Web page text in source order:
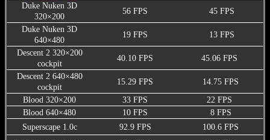
Duke Nuken 3D
320×200
56 FPS
45 FPS
Duke Nuken 3D
640×480
19 FPS
13 FPS
Descent 2 320×200
cockpit
40.10 FPS
45.06 FPS
Descent 2 640×480
cockpit
15.29 FPS
14.75 FPS
Blood 320×200
33 FPS
22 FPS
Blood 640×480
10 FPS
8 FPS
Superscape 1.0c
92.9 FPS
100.6 FPS